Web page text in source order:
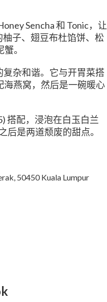
Sencha和 Tonic，让
子、翅豆布杜馅饼、松
。
杂和谐。它与开胃菜搭
海燕窝，然后是一碗暖心
搭配，浸泡在白玉白兰
是两道颓废的甜点。
50450 Kuala Lumpur